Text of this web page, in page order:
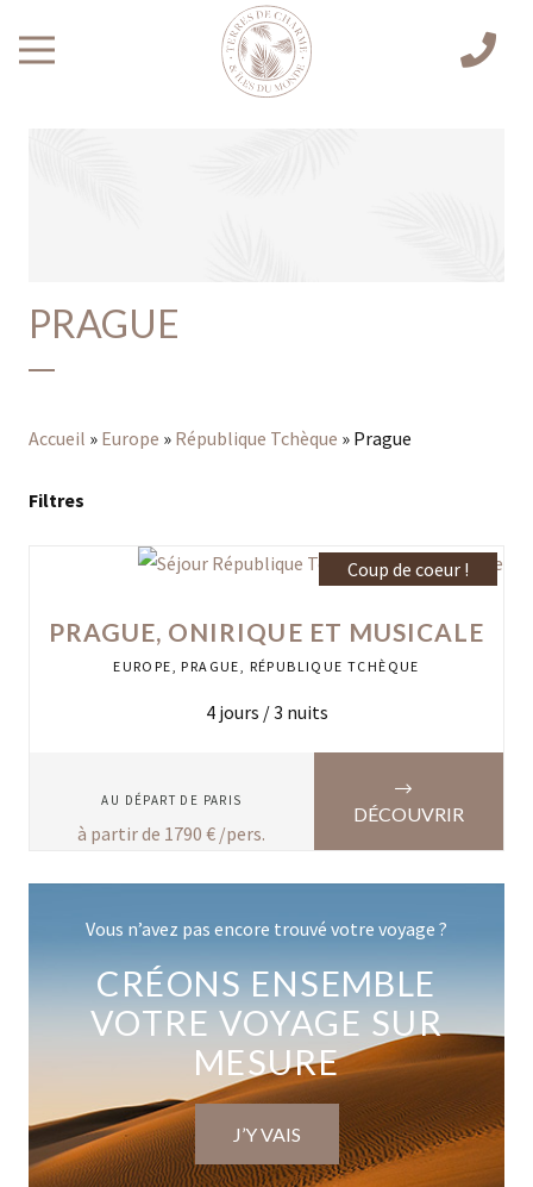
PRAGUE
Accueil » Europe » République Tchèque » Prague
Filtres
Coup de coeur !
PRAGUE, ONIRIQUE ET MUSICALE
EUROPE PRAGUE RÉPUBLIQUE TCHÈQUE
4jours /3 nuits
AU DÉPART DE PARIS
à partir de 1790 € /pers.
DÉCOUVRIR
Vous n’avez pas encore trouvé votre voyage ?
CRÉONS ENSEMBLE
VOTRE VOYAGE SUR
MESURE
J’Y VAIS